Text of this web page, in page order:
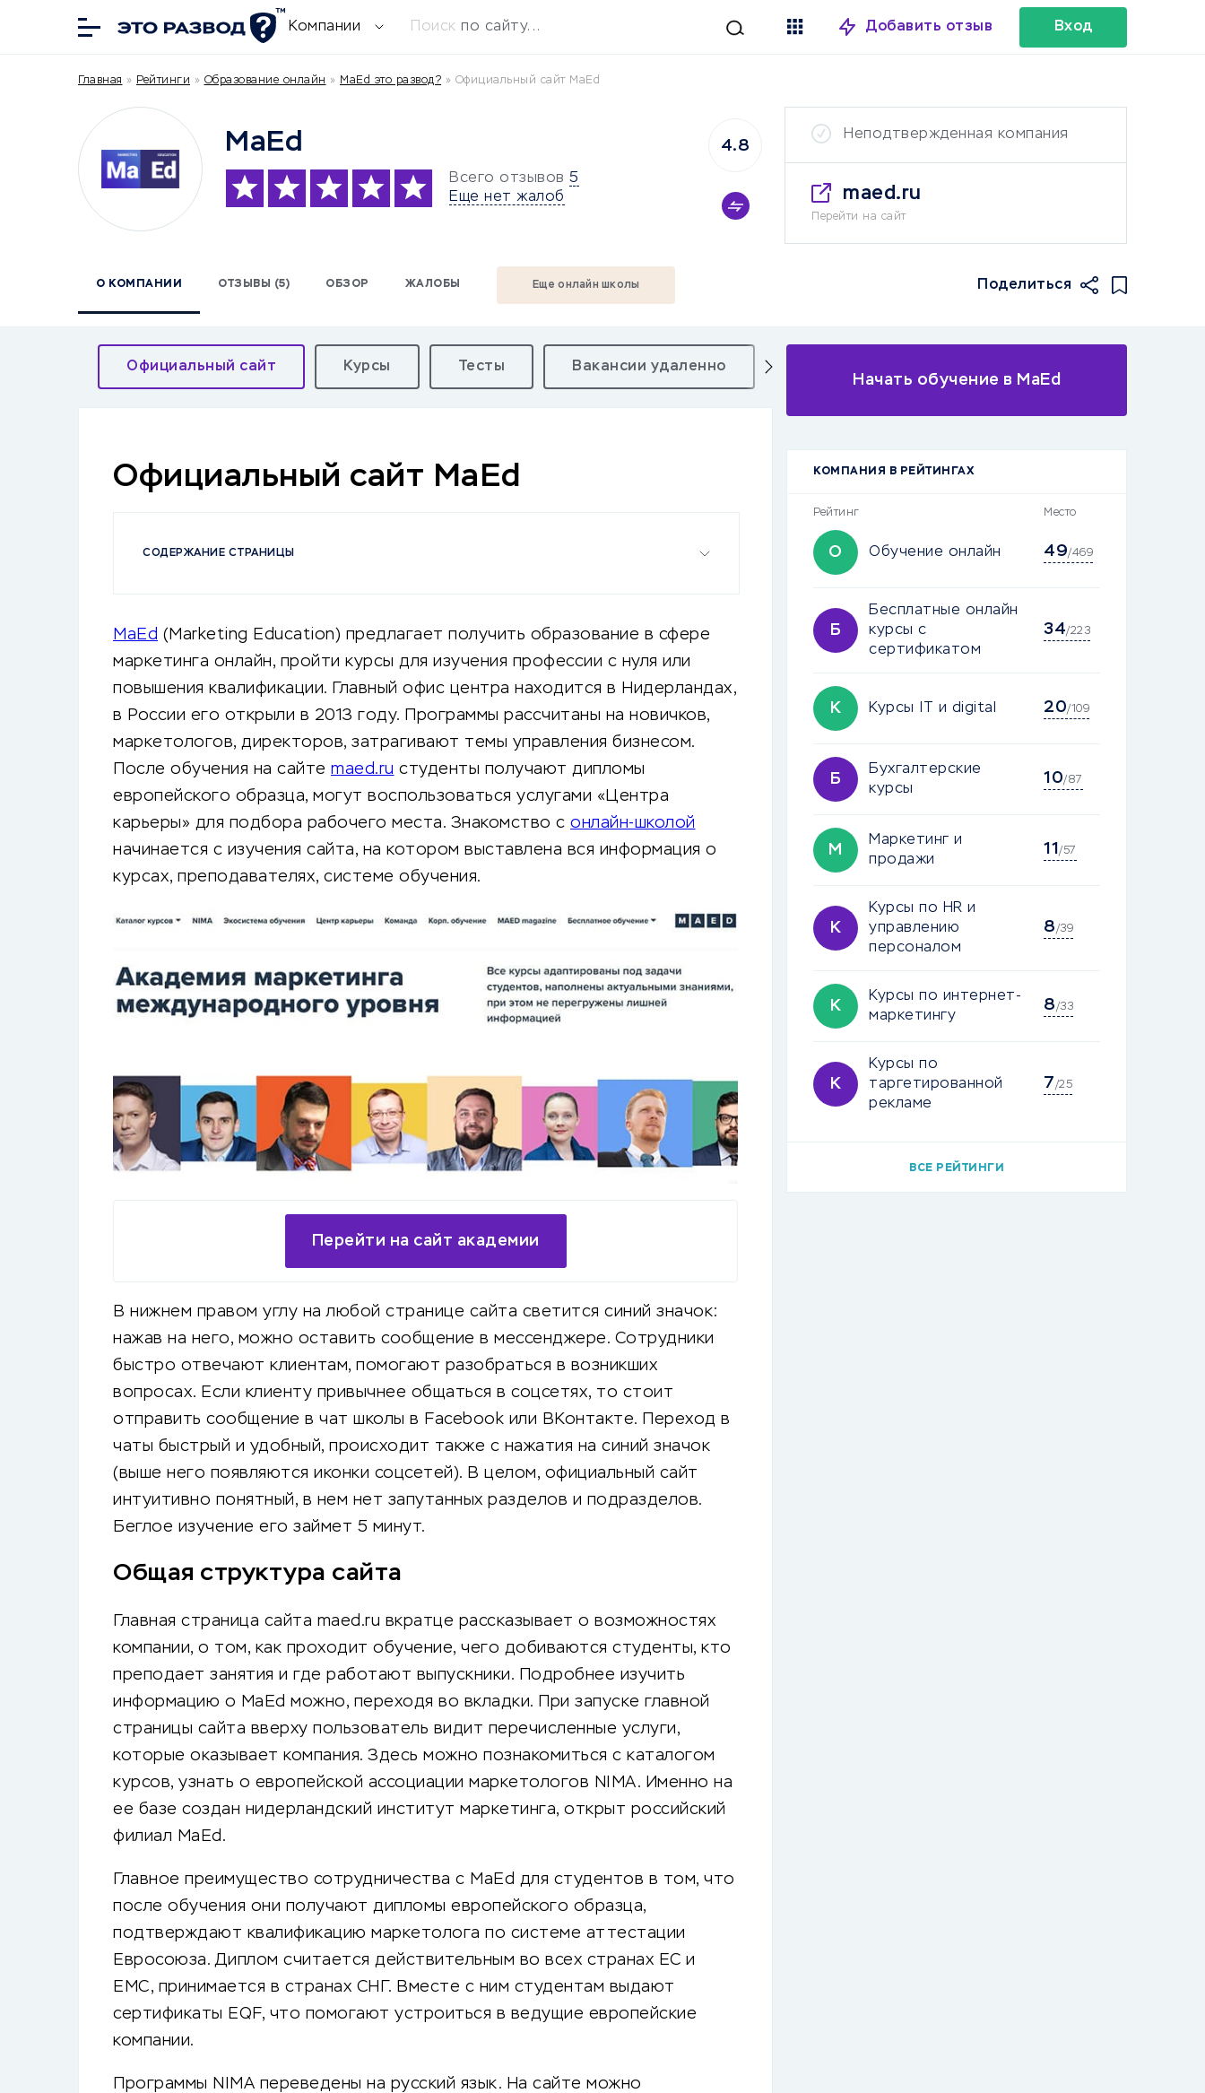
Компании Поиск по сайту... Добавить отзыв Вход
Главная » Рейтинги » Образование онлайн » MaEd это развод? » Официальный сайт MaEd
MaEd
Всего отзывов 5
Еще нет жалоб
4.8
Неподтвержденная компания
maed.ru
Перейти на сайт
О КОМПАНИИ ОТЗЫВЫ (5) ОБЗОР ЖАЛОБЫ Еще онлайн школы Поделиться
Официальный сайт Курсы Тесты Вакансии удаленно
Официальный сайт MaEd
СОДЕРЖАНИЕ СТРАНИЦЫ
MaEd (Marketing Education) предлагает получить образование в сфере
маркетинга онлайн, пройти курсы для изучения профессии с нуля или
повышения квалификации. Главный офис центра находится в Нидерландах,
в России его открыли в 2013 году. Программы рассчитаны на новичков,
маркетологов, директоров, затрагивают темы управления бизнесом.
После обучения на сайте maed.ru студенты получают дипломы
европейского образца, могут воспользоваться услугами «Центра
карьеры» для подбора рабочего места. Знакомство с онлайн-школой
начинается с изучения сайта, на котором выставлена вся информация о
курсах, преподавателях, системе обучения.
Перейти на сайт академии
В нижнем правом углу на любой странице сайта светится синий значок:
нажав на него, можно оставить сообщение в мессенджере. Сотрудники
быстро отвечают клиентам, помогают разобраться в возникших
вопросах. Если клиенту привычнее общаться в соцсетях, то стоит
отправить сообщение в чат школы в Facebook или ВКонтакте. Переход в
чаты быстрый и удобный, происходит также с нажатия на синий значок
(выше него появляются иконки соцсетей). В целом, официальный сайт
интуитивно понятный, в нем нет запутанных разделов и подразделов.
Беглое изучение его займет 5 минут.
Общая структура сайта
Главная страница сайта maed.ru вкратце рассказывает о возможностях
компании, о том, как проходит обучение, чего добиваются студенты, кто
преподает занятия и где работают выпускники. Подробнее изучить
информацию о MaEd можно, переходя во вкладки. При запуске главной
страницы сайта вверху пользователь видит перечисленные услуги,
которые оказывает компания. Здесь можно познакомиться с каталогом
курсов, узнать о европейской ассоциации маркетологов NIMA. Именно на
ее базе создан нидерландский институт маркетинга, открыт российский
филиал MaEd.
Главное преимущество сотрудничества с MaEd для студентов в том, что
после обучения они получают дипломы европейского образца,
подтверждают квалификацию маркетолога по системе аттестации
Евросоюза. Диплом считается действительным во всех странах ЕС и
EMC, принимается в странах СНГ. Вместе с ним студентам выдают
сертификаты EQF, что помогают устроиться в ведущие европейские
компании.
Программы NIMA переведены на русский язык. На сайте можно
Начать обучение в MaEd
КОМПАНИЯ В РЕЙТИНГАХ
Рейтинг Место
О Обучение онлайн 49/469
Б
Бесплатные онлайн
курсы с
сертификатом
34/223
К Курсы IT и digital 20/109
Б
Бухгалтерские
курсы
10/87
М
Маркетинг и
продажи
11 /57
К
Курсы по HR и
управлению
персоналом
8/39
К
Курсы по интернет-
маркетингу
8/33
К
Курсы по
таргетированной
рекламе
7/25
ВСЕ РЕЙТИНГИ